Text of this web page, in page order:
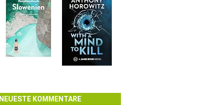
NEUESTE KOMMENTARE